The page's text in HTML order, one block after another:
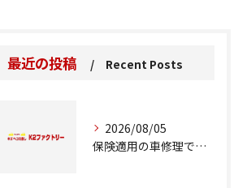
最近の投稿 Recent Posts
2026/08/05
保険適用の車修理で知っておくべきポイント